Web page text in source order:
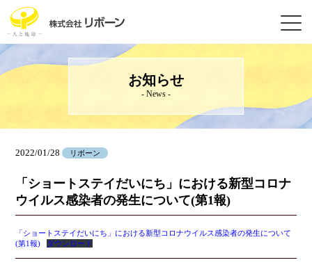
お知らせ
- News -
2022/01/28 リボーン
「ショートステイだいにち」における新型コロナ
ウイルス感染者の発生について(第1報)
「ショートステイだいにち」における新型コロナウイルス感染者の発生について
(第1報)
ダウンロード